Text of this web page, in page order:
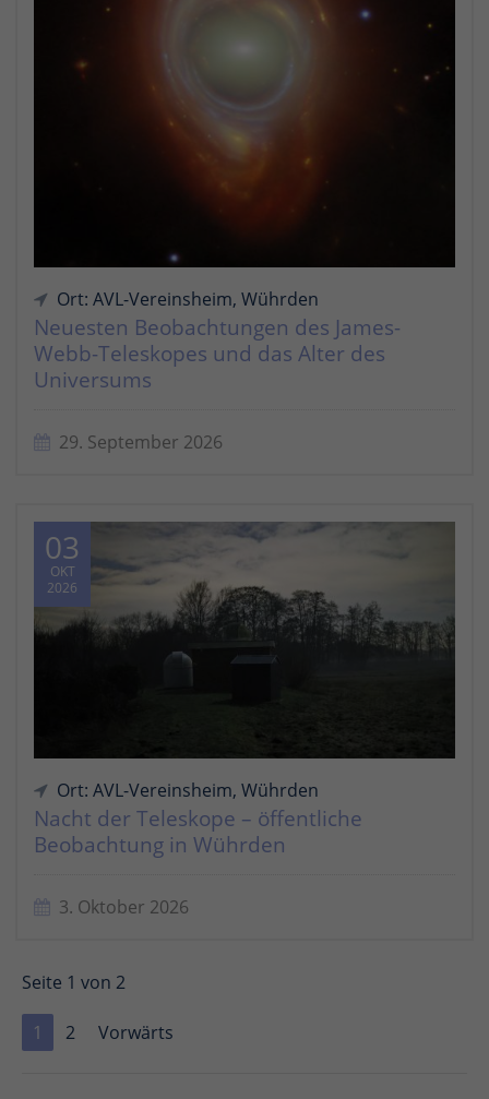
Ort: AVL-Vereinsheim, Wührden
Neuesten Beobachtungen des James-
Webb-Teleskopes und das Alter des
Universums
29. September 2026
03
OKT
2026
Ort: AVL-Vereinsheim, Wührden
Nacht der Teleskope – öffentliche
Beobachtung in Wührden
3. Oktober 2026
Seite 1 von 2
1 2 Vorwärts